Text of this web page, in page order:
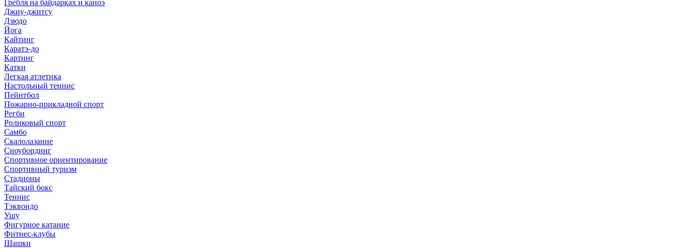
Гребля на байдарках и каноэ
Джиу-джитсу
Дзюдо
Йога
Кайтинг
Каратэ-до
Картинг
Катки
Легкая атлетика
Настольный теннис
Пейнтбол
Пожарно-прикладной спорт
Регби
Роликовый спорт
Самбо
Скалолазание
Сноубординг
Спортивное ориентирование
Спортивный туризм
Стадионы
Тайский бокс
Теннис
Тэквондо
Ушу
Фигурное катание
Фитнес-клубы
Шашки